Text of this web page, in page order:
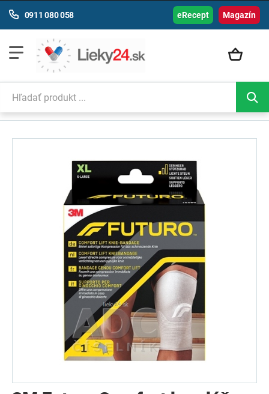
Magazín
0911 080 058 eRecept